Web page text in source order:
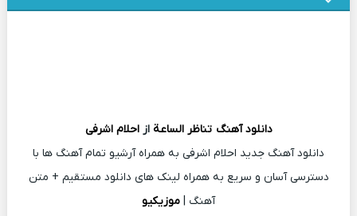
دانلود آهنگ تناظر الساعةازاحلام اشرفی
دانلود آهنگ جدید احلام اشرفی به همراه آرشیو تمام آهنگ ها با
دسترسی آسان و سریع به همراه لینک های دانلود مستقیم + متن
آهنگ | موزیکیو